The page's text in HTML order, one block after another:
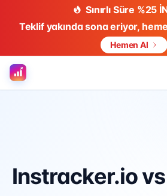
Sınırlı Süre %25
Teklif yakında sona eriyor,
Hemen Al
Instracker.io